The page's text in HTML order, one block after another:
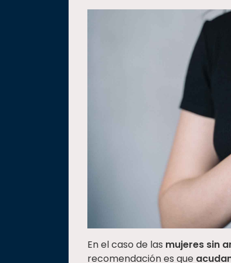
En el caso de las mujeres sin
recomendación es que